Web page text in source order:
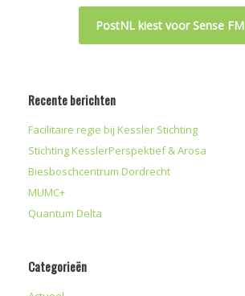
PostNL kiest voor Sense FM
Recente berichten
Facilitaire regie bij Kessler Stichting
Stichting KesslerPerspektief & Arosa
Biesboschcentrum Dordrecht
MUMC+
Quantum Delta
Categorieën